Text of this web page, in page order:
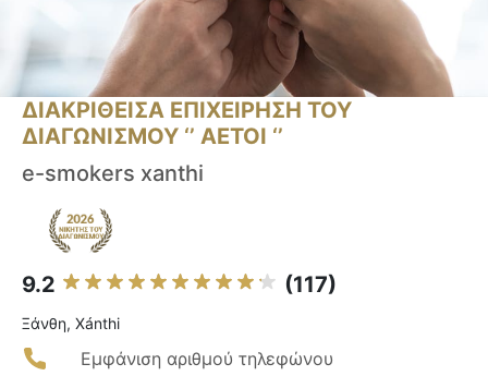
ΔΙΑΚΡΙΘΕΙΣΑ ΕΠΙΧΕΙΡΗΣΗ ΤΟΥ
ΔΙΑΓΩΝΙΣΜΟΥ ‘’ ΑΕΤΟΙ ‘’
e-smokers xanthi
9.2 (117)
Ξάνθη, Xánthi
Εμφάνιση αριθμού τηλεφώνου